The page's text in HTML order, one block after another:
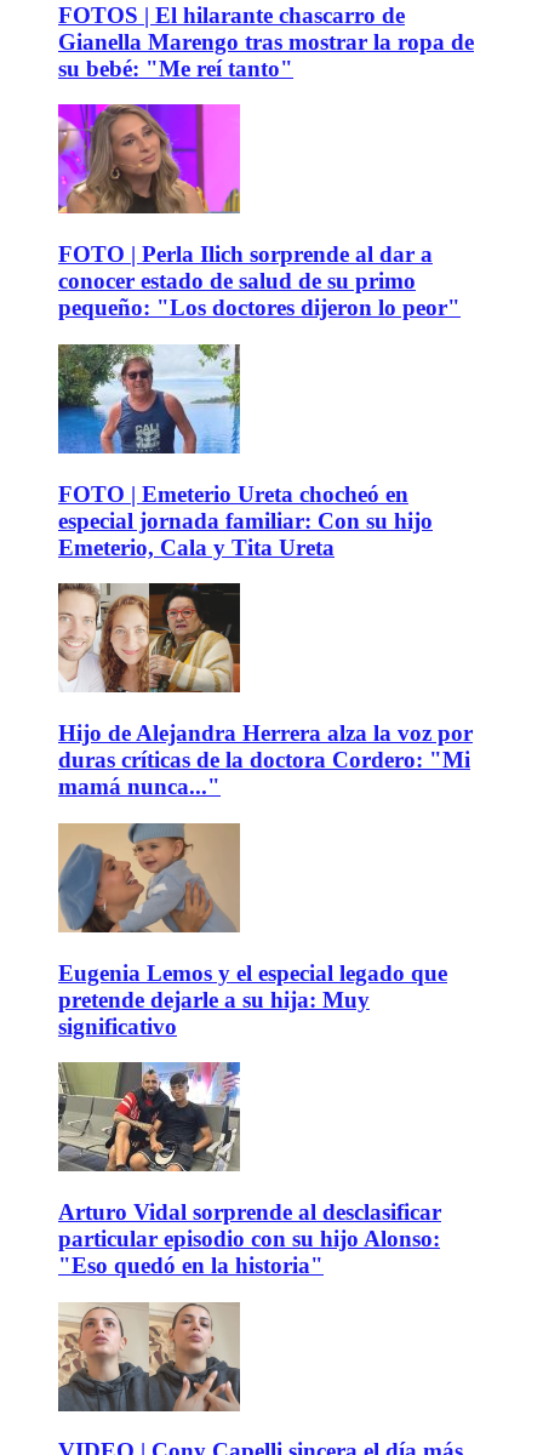
FOTOS | El hilarante chascarro de
Gianella Marengo tras mostrar la ropa de
su bebé: "Me reí tanto"
FOTO | Perla Ilich sorprende al dar a
conocer estado de salud de su primo
pequeño: "Los doctores dijeron lo peor"
FOTO | Emeterio Ureta chocheó en
especial jornada familiar: Con su hijo
Emeterio, Cala y Tita Ureta
Hijo de Alejandra Herrera alza la voz por
duras críticas de la doctora Cordero: "Mi
mamá nunca..."
Eugenia Lemos y el especial legado que
pretende dejarle a su hija: Muy
significativo
Arturo Vidal sorprende al desclasificar
particular episodio con su hijo Alonso:
"Eso quedó en la historia"